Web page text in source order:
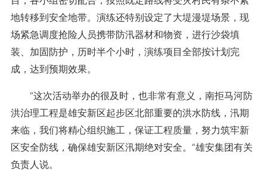
地转移到安全地带。演练还特别设定了大堤漫堤场景，现
场紧急调度抢险人员携带防汛器材和物资，进行沙袋填
装、加固防护，历时半个小时，演练项目全部按计划完
成，达到预期效果。
“这次活动举办的很及时，也非常有意义，南拒马河防
洪治理工程是雄安新区起步区北部重要的洪水防线，汛期
来临，我们将精心组织施工，保证工程质量，努力筑牢新
区安全防线，确保雄安新区汛期绝对安全。”雄安集团有关
负责人说。